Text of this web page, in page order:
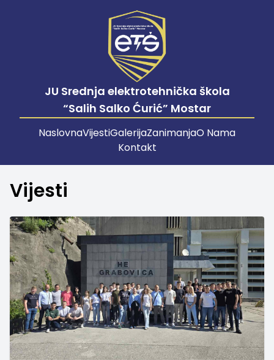
JU Srednja elektrotehnička škola
“Salih Salko Ćurić” Mostar
NaslovnaVijestiGalerijaZanimanjaO Nama
Kontakt
Vijesti